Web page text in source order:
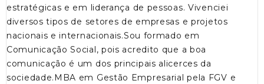
estratégicas e em liderança de pessoas. Vivenciei
diversos tipos de setores de empresas e projetos
nacionais e internacionais.Sou formado em
Comunicação Social, pois acredito que a boa
comunicação é um dos principais alicerces da
sociedade.MBA em Gestão Empresarial pela FGV e